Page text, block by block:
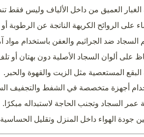
الغبار العميق من داخل الألياف وليس
على الروائح الكريهة الناتجة عن الرطوبة أو
السجاد ضد الجراثيم والعفن باستخدام مواد
على ألوان السجاد الأصلية دون بهتان أو
البقع المستعصية مثل الزيت والقهوة والحبر.
أجهزة متخصصة في الشفط والتجفيف
عمر السجاد وتجنب الحاجة لاستبداله مبكرًا.
جودة الهواء داخل المنزل وتقليل